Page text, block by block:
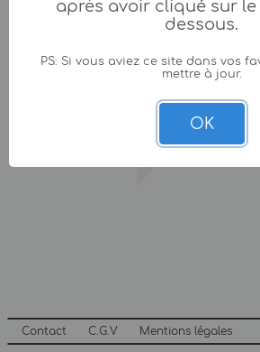
Contact C.G.V Mentions légales
après avoir cliqué sur
dessous.
PS: Si vous aviez ce site dans vos
mettre à jour.
OK